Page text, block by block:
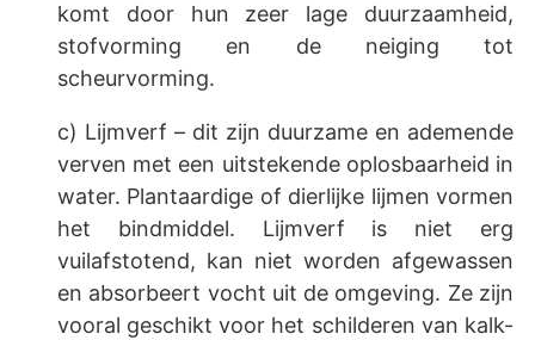
komt door hun zeer lage duurzaamheid,
stofvorming en de neiging tot
scheurvorming.
c) Lijmverf – dit zijn duurzame en ademende
verven met een uitstekende oplosbaarheid in
water. Plantaardige of dierlijke lijmen vormen
het bindmiddel. Lijmverf is niet erg
vuilafstotend, kan niet worden afgewassen
en absorbeert vocht uit de omgeving. Ze zijn
vooral geschikt voor het schilderen van kalk-